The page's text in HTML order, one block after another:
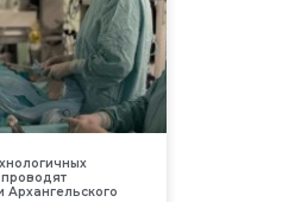
Архангельского